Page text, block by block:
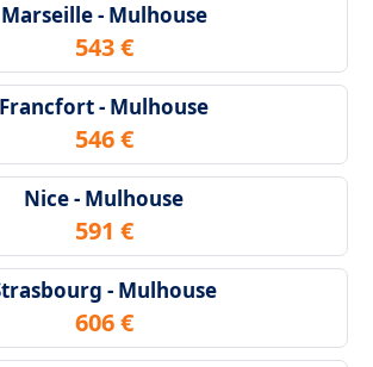
Marseille - Mulhouse
543 €
Francfort - Mulhouse
546 €
Nice - Mulhouse
591 €
- Mulhouse
606 €